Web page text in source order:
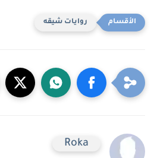
روايات شيقه
Roka